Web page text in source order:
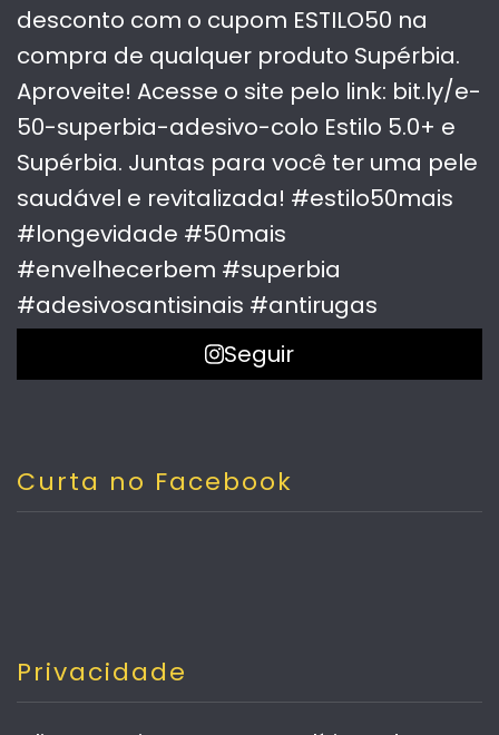
Seguir
Curta no Facebook
Privacidade